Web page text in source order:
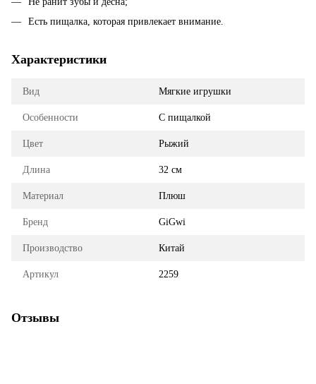
Есть пищалка, которая привлекает внимание.
Характеристики
Вид Мягкие игрушки
Особенности С пищалкой
Цвет Рыжий
Длина 32 см
Материал Плюш
Бренд GiGwi
Производство Китай
Артикул 2259
Отзывы